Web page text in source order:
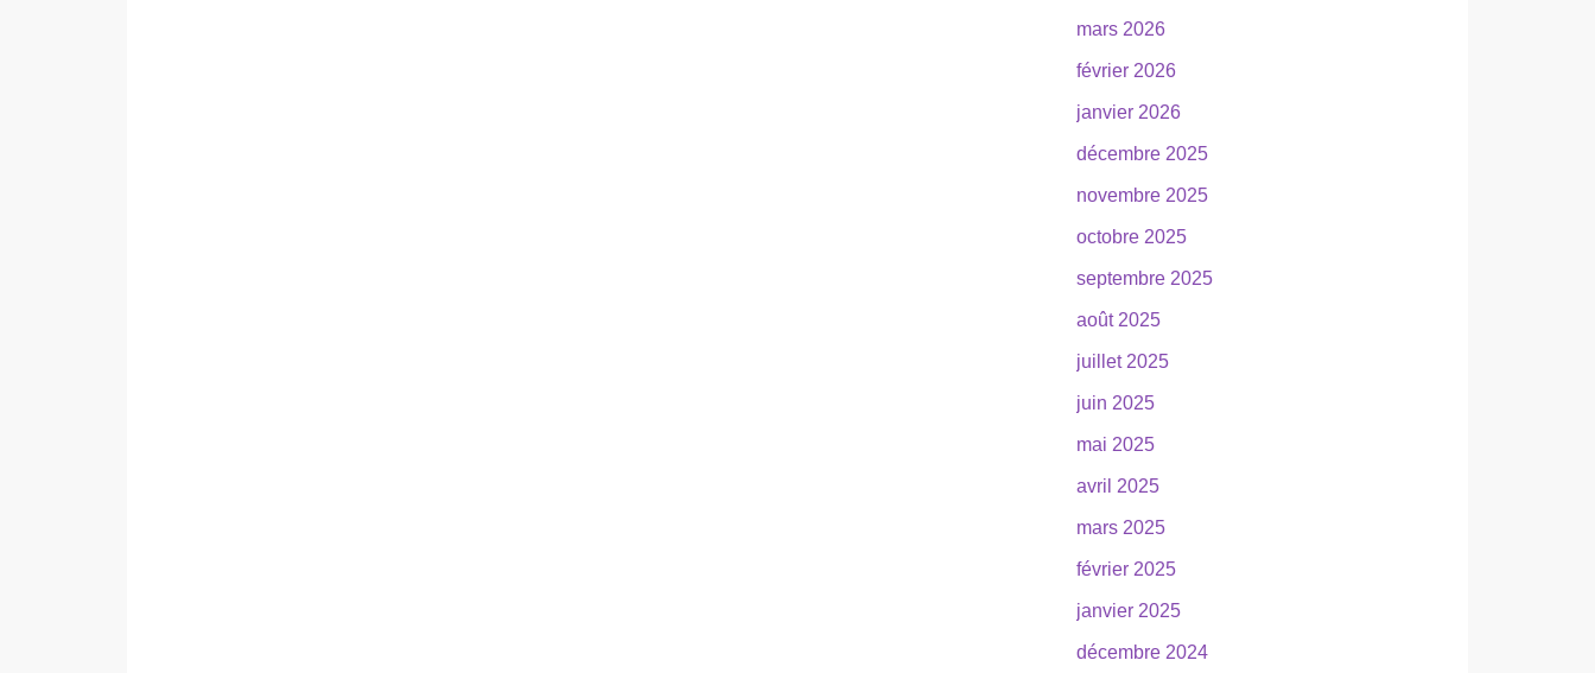
mars 2026
février 2026
janvier 2026
décembre 2025
novembre 2025
octobre 2025
septembre 2025
août 2025
juillet 2025
juin 2025
mai 2025
avril 2025
mars 2025
février 2025
janvier 2025
décembre 2024